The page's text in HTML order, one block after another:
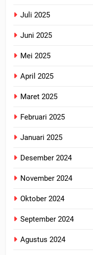
Juli 2025
Juni 2025
Mei 2025
April 2025
Maret 2025
Februari 2025
Januari 2025
Desember 2024
November 2024
Oktober 2024
September 2024
Agustus 2024